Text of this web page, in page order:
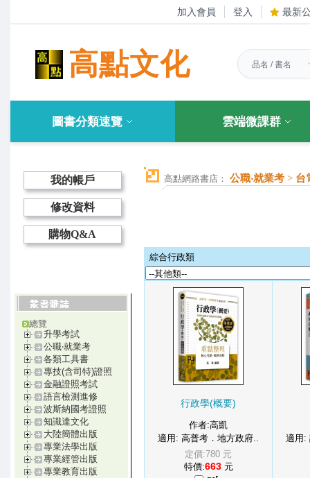
加入會員 登入 最新
高點文化
圖書分類速覽 雲端微課群
我的帳戶
修改資料
購物Q&A
總覽
升學考試
公職‧就業考
各類工具書
專技(含司特)證照
金融證照考試
語言檢測進修
波斯納國考證照
知識達文化
大陸簡體出版
專業法學出版
專業經管出版
專業教育出版
高點網路書店： 公職‧就業考 > 台
綜合行政類
行政學(概要)
作者:高凱
適用: 高普考．地方政府..
定價:780 元
特價:663元
適用: